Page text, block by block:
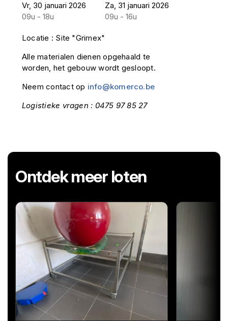
Vr, 30 januari 2026
09u - 18u
Za, 31 januari 2026
09u - 16u
Locatie : Site "Grimex"
Alle materialen dienen opgehaald te
worden, het gebouw wordt gesloopt.
Neem contact op info@komerco.be
Logistieke vragen : 0475 97 85 27
Ontdek meer loten